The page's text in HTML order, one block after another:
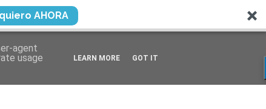
AHORA
agent
usage
LEARN MORE GOT IT